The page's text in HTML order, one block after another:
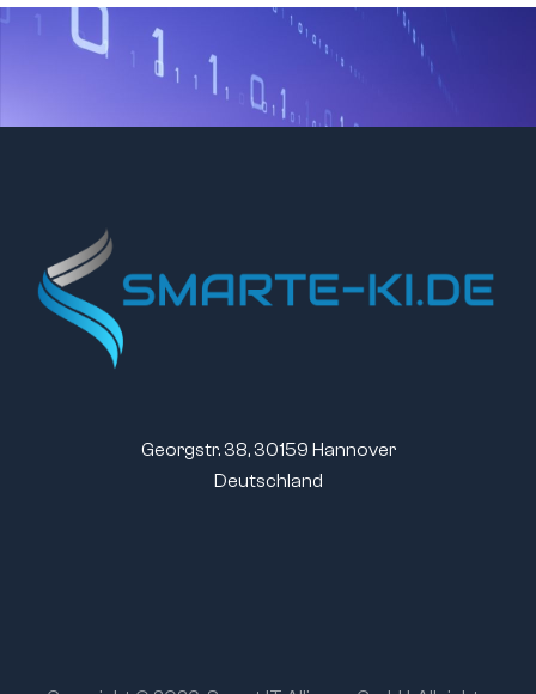
Georgstr. 38, 30159 Hannover
Deutschland